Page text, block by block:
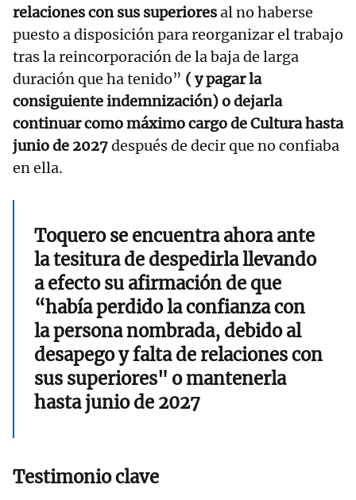
relaciones con sus superioresal no haberse
puesto a disposición para reorganizar el trabajo
tras la reincorporación de la baja de larga
duración que ha tenido” ( y pagar la
consiguiente indemnización)o dejarla
continuar como máximo cargo de Cultura hasta
junio de 2027después de decir que no confiaba
en ella.
Toquero se encuentra ahora ante
la tesitura de despedirla llevando
a efecto su afirmación de que
“había perdido la confianza con
la persona nombrada, debido al
desapego y falta de relaciones con
sus superiores" o mantenerla
hasta junio de 2027
Testimonio clave